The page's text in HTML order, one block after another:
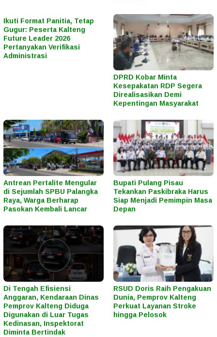
Ikuti Format Panitia, Tetap
Gugur: Peserta Kalteng
Future Leader 2026
Pertanyakan Verifikasi
Administrasi
DPRD Kobar Minta
Kesepakatan RDP Segera
Direalisasikan Demi
Kepentingan Masyarakat
Antrean Pertalite Mengular
di Sejumlah SPBU Palangka
Raya, Warga Berharap
Pasokan Kembali Lancar
Bupati Pulang Pisau
Tekankan Paskibraka Harus
Siap Menjadi Pemimpin Masa
Depan
Di Tengah Efisiensi
Anggaran, Kendaraan Dinas
Pemprov Kalteng Diduga
Digunakan di Luar Tugas
Kedinasan, Inspektorat
Diminta Bertindak
RSUD Doris Raih Pengakuan
Dunia, Pemprov Kalteng
Perkuat Layanan Stroke
hingga Pelosok